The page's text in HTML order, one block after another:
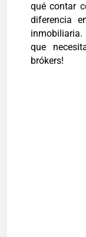
qué contar
diferencia
inmobiliaria.
que
brókers!